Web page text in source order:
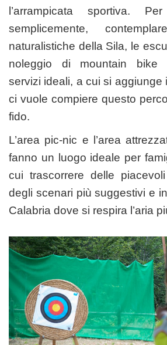
l’arrampicata sportiva.
semplicemente,
naturalistiche della Sila, le
noleggio di mountain bike
servizi ideali, a cui si aggiunge
ci vuole compiere questo
fido.
L’area pic-nic e l’area
fanno un luogo ideale per
cui trascorrere delle
degli scenari più suggestivi e
Calabria dove si respira l’aria